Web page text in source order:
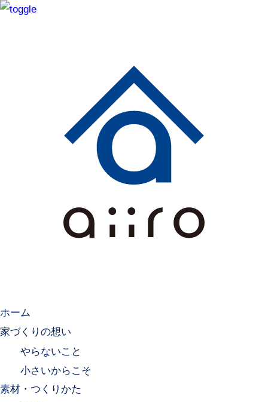
ホーム
家づくりの想い
やらないこと
小さいからこそ
素材・つくりかた